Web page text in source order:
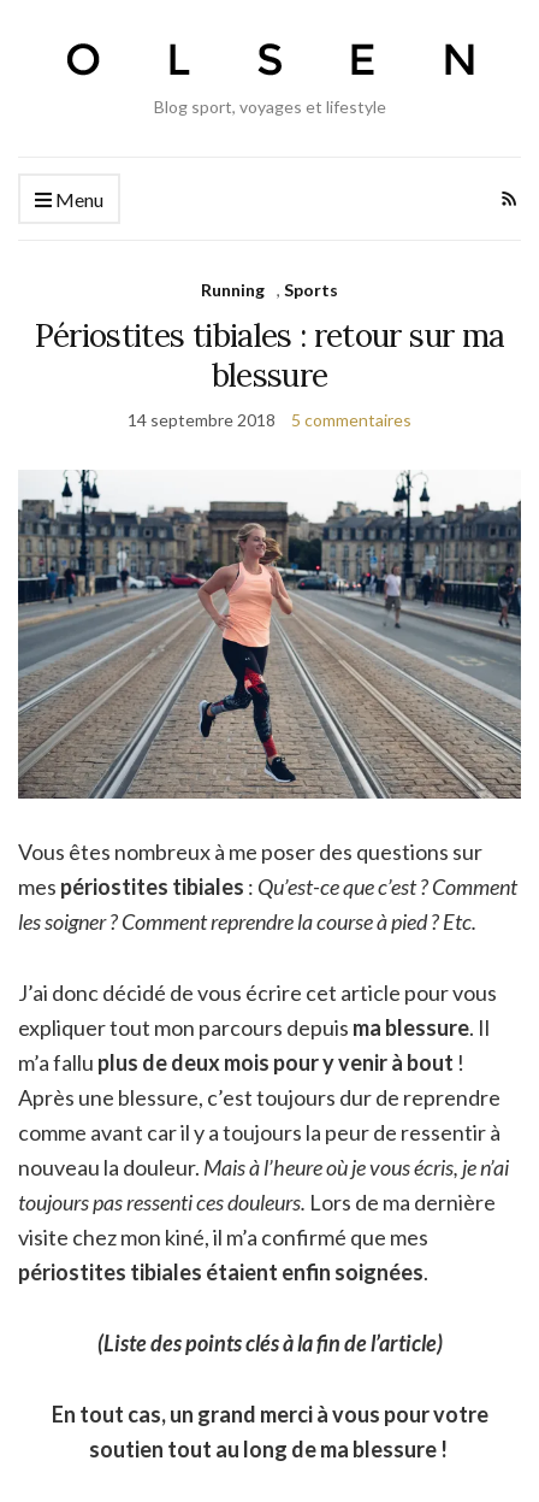
Blog sport, voyages et lifestyle
Menu
Running , Sports
Périostites tibiales : retour sur ma
blessure
14 septembre 2018 5 commentaires
Vous êtes nombreux à me poser des questions sur
mes périostites tibiales : Qu’est-ce que c’est ? Comment
les soigner ? Comment reprendre la course à pied ? Etc.
J’ai donc décidé de vous écrire cet article pour vous
expliquer tout mon parcours depuis ma blessure. Il
m’a fallu plus de deux mois pour y venir à bout !
Après une blessure, c’est toujours dur de reprendre
comme avant car il y a toujours la peur de ressentir à
nouveau la douleur. Mais à l’heure où je vous écris, je n’ai
toujours pas ressenti ces douleurs. Lors de ma dernière
visite chez mon kiné, il m’a confirmé que mes
périostites tibiales étaient enfin soignées.
(Liste des points clés à la fin de l’article)
En tout cas, un grand merci à vous pour votre
soutien tout au long de ma blessure !